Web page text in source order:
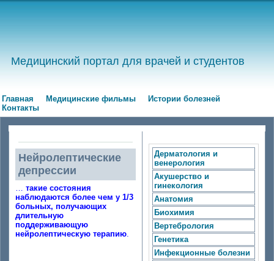
Медицинский портал для врачей и студентов
Главная Медицинские фильмы
Истории болезней
Контакты
Нейролептические
депрессии
… такие состояния
наблюдаются более чем у 1/3
больных, получающих
длительную
поддерживающую
нейролептическую терапию.
Дерматология и
венерология
Акушерство и
гинекология
Анатомия
Биохимия
Вертебрология
Генетика
Инфекционные болезни